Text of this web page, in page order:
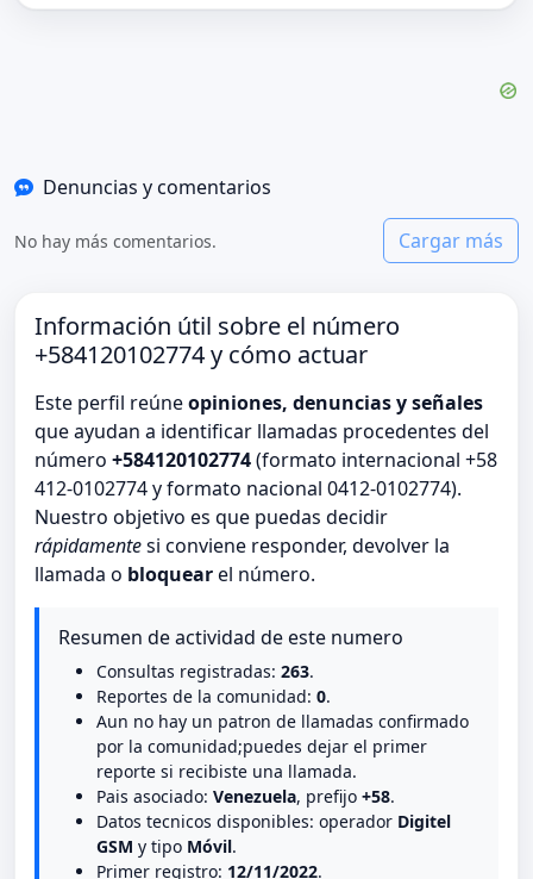
Denuncias y comentarios
No hay más comentarios. Cargar más
Información útil sobre el número
+584120102774 y cómo actuar
Este perfil reúneopiniones, denuncias y señales
que ayudan a identificar llamadas procedentes del
número +584120102774(formato internacional +58
412-0102774 y formato nacional 0412-0102774).
Nuestro objetivo es que puedas decidir
rápidamentesi conviene responder, devolver la
llamada o bloquearel número.
Resumen de actividad de este numero
Consultas registradas: 263.
Reportes de la comunidad: 0.
Aun no hay un patron de llamadas confirmado
por la comunidad;puedes dejar el primer
reporte si recibiste una llamada.
Pais asociado: Venezuela, prefijo +58.
Datos tecnicos disponibles: operador Digitel
GSM y tipo Móvil.
Primer registro: 12/11/2022.